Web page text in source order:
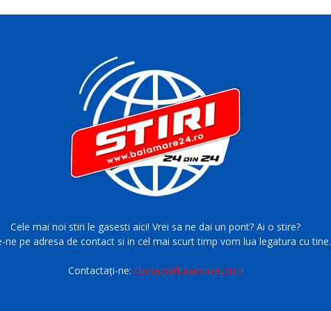
Cele mai noi stiri le gasesti aici! Vrei sa ne dai un pont? Ai o stire?
ne pe adresa de contact si in cel mai scurt timp vom lua legatura cu tine.
Contactați-ne:contact@baiamare24.ro